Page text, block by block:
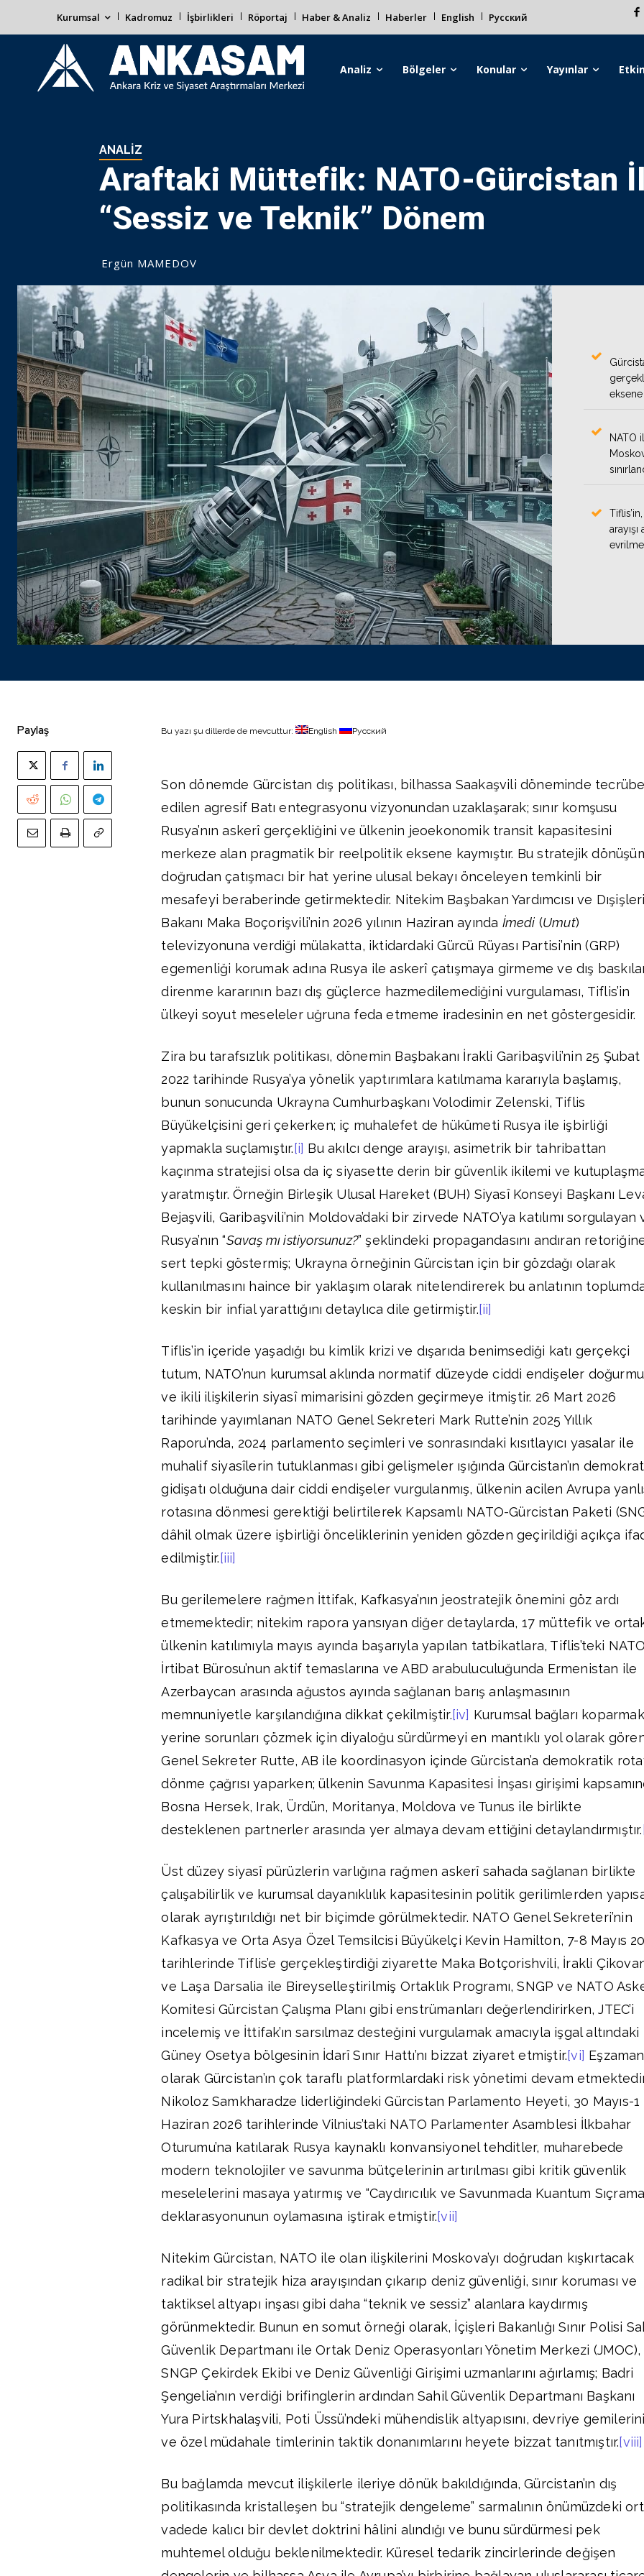
Kurumsal Kadromuz İşbirlikleri Röportaj Haber & Analiz Haberler English Русский
Analiz Bölgeler Konular Yayınlar
ANALIZ
Araftaki Müttefik: NATO-Gürcistan
“Sessiz ve Teknik” Dönem
Ergün MAMEDOV
eksene
NATO
Paylaş Bu yazı şu dillerde de mevcuttur: English Русский
Son dönemde Gürcistan dış politikası, bilhassa Saakaşvili döneminde tecrübe
edilen agresif Batı entegrasyonu vizyonundan uzaklaşarak; sınır komşusu
Rusya’nın askerî gerçekliğini ve ülkenin jeoekonomik transit kapasitesini
merkeze alan pragmatik bir reelpolitik eksene kaymıştır. Bu stratejik
doğrudan çatışmacı bir hat yerine ulusal bekayı önceleyen temkinli bir
mesafeyi beraberinde getirmektedir. Nitekim Başbakan Yardımcısı ve Dışişleri
Bakanı Maka Boçorişvili’nin 2026 yılının Haziran ayında İmedi (Umut)
televizyonuna verdiği mülakatta, iktidardaki Gürcü Rüyası Partisi’nin (GRP)
egemenliği korumak adına Rusya ile askerî çatışmaya girmeme ve dış
direnme kararının bazı dış güçlerce hazmedilemediğini vurgulaması, Tiflis’in
ülkeyi soyut meseleler uğruna feda etmeme iradesinin en net göstergesidir.
Zira bu tarafsızlık politikası, dönemin Başbakanı İrakli Garibaşvili’nin 25 Şubat
2022 tarihinde Rusya’ya yönelik yaptırımlara katılmama kararıyla başlamış,
bunun sonucunda Ukrayna Cumhurbaşkanı Volodimir Zelenski, Tiflis
Büyükelçisini geri çekerken; iç muhalefet de hükûmeti Rusya ile işbirliği
yapmakla suçlamıştır. [i] Bu akılcı denge arayışı, asimetrik bir tahribattan
kaçınma stratejisi olsa da iç siyasette derin bir güvenlik ikilemi ve
yaratmıştır. Örneğin Birleşik Ulusal Hareket (BUH) Siyasî Konseyi Başkanı
Bejaşvili, Garibaşvili’nin Moldova’daki bir zirvede NATO’ya katılımı sorgulayan
Rusya’nın “Savaş mı istiyorsunuz?” şeklindeki propagandasını andıran
sert tepki göstermiş; Ukrayna örneğinin Gürcistan için bir gözdağı olarak
kullanılmasını haince bir yaklaşım olarak nitelendirerek bu anlatının
keskin bir infial yarattığını detaylıca dile getirmiştir.[ii]
Tiflis’in içeride yaşadığı bu kimlik krizi ve dışarıda benimsediği katı gerçekçi
tutum, NATO’nun kurumsal aklında normatif düzeyde ciddi endişeler
ve ikili ilişkilerin siyasî mimarisini gözden geçirmeye itmiştir. 26 Mart 2026
tarihinde yayımlanan NATO Genel Sekreteri Mark Rutte’nin 2025 Yıllık
Raporu’nda, 2024 parlamento seçimleri ve sonrasındaki kısıtlayıcı yasalar ile
muhalif siyasîlerin tutuklanması gibi gelişmeler ışığında Gürcistan’ın
gidişatı olduğuna dair ciddi endişeler vurgulanmış, ülkenin acilen Avrupa
rotasına dönmesi gerektiği belirtilerek Kapsamlı NATO-Gürcistan Paketi
dâhil olmak üzere işbirliği önceliklerinin yeniden gözden geçirildiği açıkça
edilmiştir. [iii]
Bu gerilemelere rağmen İttifak, Kafkasya’nın jeostratejik önemini göz ardı
etmemektedir; nitekim rapora yansıyan diğer detaylarda, 17 müttefik ve
ülkenin katılımıyla mayıs ayında başarıyla yapılan tatbikatlara, Tiflis’teki NATO
İrtibat Bürosu’nun aktif temaslarına ve ABD arabuluculuğunda Ermenistan ile
Azerbaycan arasında ağustos ayında sağlanan barış anlaşmasının
memnuniyetle karşılandığına dikkat çekilmiştir.[iv] Kurumsal bağları koparmak
yerine sorunları çözmek için diyaloğu sürdürmeyi en mantıklı yol olarak
Genel Sekreter Rutte, AB ile koordinasyon içinde Gürcistan’a demokratik
dönme çağrısı yaparken; ülkenin Savunma Kapasitesi İnşası girişimi
Bosna Hersek, Irak, Ürdün, Moritanya, Moldova ve Tunus ile birlikte
desteklenen partnerler arasında yer almaya devam ettiğini detaylandırmıştır.
Üst düzey siyasî pürüzlerin varlığına rağmen askerî sahada sağlanan birlikte
çalışabilirlik ve kurumsal dayanıklılık kapasitesinin politik gerilimlerden
olarak ayrıştırıldığı net bir biçimde görülmektedir. NATO Genel Sekreteri’nin
Kafkasya ve Orta Asya Özel Temsilcisi Büyükelçi Kevin Hamilton, 7-8 Mayıs
tarihlerinde Tiflis’e gerçekleştirdiği ziyarette Maka Botçorishvili, İrakli
ve Laşa Darsalia ile Bireyselleştirilmiş Ortaklık Programı, SNGP ve NATO
Komitesi Gürcistan Çalışma Planı gibi enstrümanları değerlendirirken, JTEC’i
incelemiş ve İttifak’ın sarsılmaz desteğini vurgulamak amacıyla işgal altındaki
Güney Osetya bölgesinin İdarî Sınır Hattı’nı bizzat ziyaret etmiştir.[vi]
olarak Gürcistan’ın çok taraflı platformlardaki risk yönetimi devam
Nikoloz Samkharadze liderliğindeki Gürcistan Parlamento Heyeti, 30 Mayıs-1
Haziran 2026 tarihlerinde Vilnius’taki NATO Parlamenter Asamblesi İlkbahar
Oturumu’na katılarak Rusya kaynaklı konvansiyonel tehditler, muharebede
modern teknolojiler ve savunma bütçelerinin artırılması gibi kritik güvenlik
meselelerini masaya yatırmış ve “Caydırıcılık ve Savunmada Kuantum
deklarasyonunun oylamasına iştirak etmiştir.[vii]
Nitekim Gürcistan, NATO ile olan ilişkilerini Moskova’yı doğrudan kışkırtacak
radikal bir stratejik hiza arayışından çıkarıp deniz güvenliği, sınır koruması ve
taktiksel altyapı inşası gibi daha “teknik ve sessiz” alanlara kaydırmış
görünmektedir. Bunun en somut örneği olarak, İçişleri Bakanlığı Sınır Polisi
Güvenlik Departmanı ile Ortak Deniz Operasyonları Yönetim Merkezi (JMOC),
SNGP Çekirdek Ekibi ve Deniz Güvenliği Girişimi uzmanlarını ağırlamış; Badri
Şengelia’nın verdiği brifinglerin ardından Sahil Güvenlik Departmanı Başkanı
Yura Pirtskhalaşvili, Poti Üssü’ndeki mühendislik altyapısını, devriye gemilerini
ve özel müdahale timlerinin taktik donanımlarını heyete bizzat tanıtmıştır.[viii]
Bu bağlamda mevcut ilişkilerle ileriye dönük bakıldığında, Gürcistan’ın dış
politikasında kristalleşen bu “stratejik dengeleme” sarmalının önümüzdeki
vadede kalıcı bir devlet doktrini hâlini alındığı ve bunu sürdürmesi pek
muhtemel olduğu beklenilmektedir. Küresel tedarik zincirlerinde değişen